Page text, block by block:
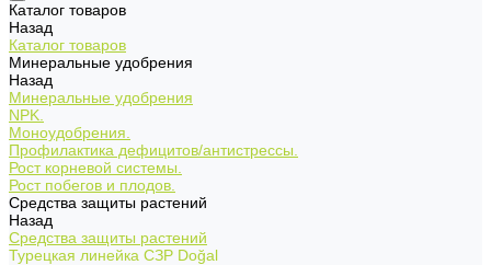
Каталог товаров
Назад
Каталог товаров
Минеральные удобрения
Назад
Минеральные удобрения
NPK.
Моноудобрения.
Профилактика дефицитов/антистрессы.
Рост корневой системы.
Рост побегов и плодов.
Средства защиты растений
Назад
Средства защиты растений
Турецкая линейка СЗР Doğal